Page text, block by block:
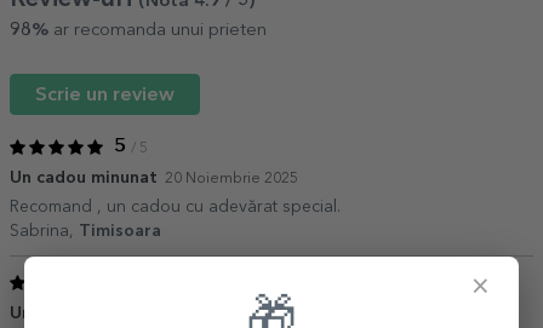
98% ar recomanda unui prieten
Scrie un review
5 / 5
Un cadou minunat 20 Noiembrie 2025
Recomand , un cadou cu adevărat special.
Sabrina, Timisoara
Un cadou minunat 18 Decembrie 2024
×